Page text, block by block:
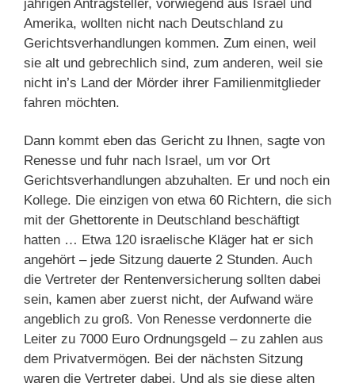
jährigen Antragsteller, vorwiegend aus Israel und
Amerika, wollten nicht nach Deutschland zu
Gerichtsverhandlungen kommen. Zum einen, weil
sie alt und gebrechlich sind, zum anderen, weil sie
nicht in’s Land der Mörder ihrer Familienmitglieder
fahren möchten.
Dann kommt eben das Gericht zu Ihnen, sagte von
Renesse und fuhr nach Israel, um vor Ort
Gerichtsverhandlungen abzuhalten. Er und noch ein
Kollege. Die einzigen von etwa 60 Richtern, die sich
mit der Ghettorente in Deutschland beschäftigt
hatten … Etwa 120 israelische Kläger hat er sich
angehört – jede Sitzung dauerte 2 Stunden. Auch
die Vertreter der Rentenversicherung sollten dabei
sein, kamen aber zuerst nicht, der Aufwand wäre
angeblich zu groß. Von Renesse verdonnerte die
Leiter zu 7000 Euro Ordnungsgeld – zu zahlen aus
dem Privatvermögen. Bei der nächsten Sitzung
waren die Vertreter dabei. Und als sie diese alten